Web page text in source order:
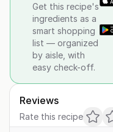
Get this recipe's
ingredients as a
smart shopping
list — organized
by aisle, with
easy check-off.
Reviews
Rate this recipe